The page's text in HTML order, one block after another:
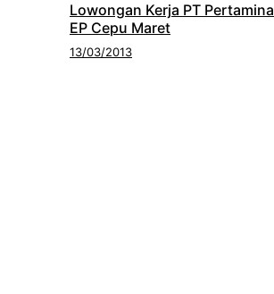
Lowongan Kerja PT Pertamina
EP Cepu Maret
13/03/2013